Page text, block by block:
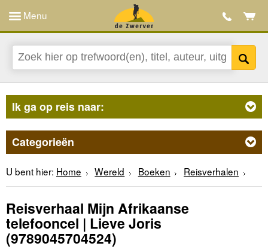
Menu
Ik ga op reis naar:
Categorieën
U bent hier: Home Wereld Boeken Reisverhalen
Reisverhaal Mijn Afrikaanse
telefooncel | Lieve Joris
(9789045704524)